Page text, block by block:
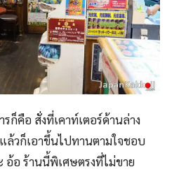
ก็คือ สั่งที่เคาท์เตอร์ด้านล่าง
ล้วก็เอาขึ้นไปทานตามใจชอบ
อ้อ ร้านนี้พิเศษตรงที่ไม่ขาย